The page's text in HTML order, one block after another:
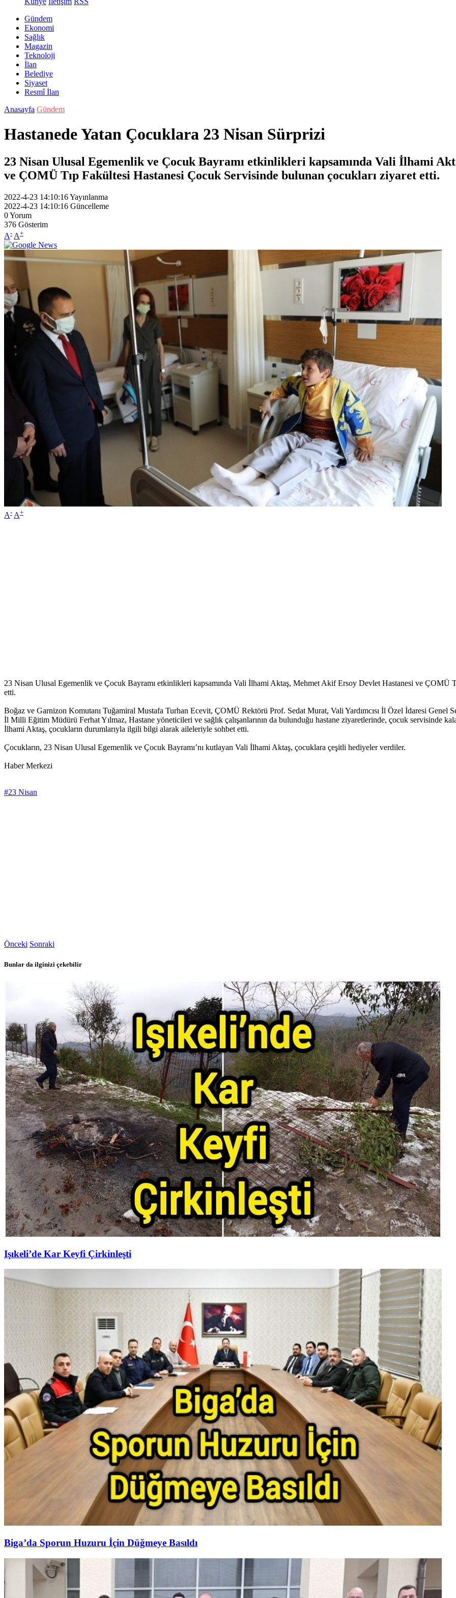
Gündem
Ekonomi
Sağlık
Magazin
Teknoloji
İlan
Belediye
Siyaset
Resmî İlan
Anasayfa Gündem
Hastanede Yatan Çocuklara 23 Nisan Sürprizi
23 Nisan Ulusal Egemenlik ve Çocuk Bayramı etkinlikleri kapsamında Vali İlhami
ve ÇOMÜ Tıp Fakültesi Hastanesi Çocuk Servisinde bulunan çocukları ziyaret etti.
2022-4-23 14:10:16Yayınlanma
2022-4-23 14:10:16 Güncelleme
0Yorum
376 Gösterim
A- A+
A- A+
23 Nisan Ulusal Egemenlik ve Çocuk Bayramı etkinlikleri kapsamında Vali İlhami Aktaş, Mehmet Akif Ersoy Devlet Hastanesi ve ÇOMÜ
etti.
Boğaz ve Garnizon Komutanı Tuğamiral Mustafa Turhan Ecevit, ÇOMÜ Rektörü Prof. Sedat Murat, Vali Yardımcısı İl Özel İdaresi
İl Milli Eğitim Müdürü Ferhat Yılmaz, Hastane yöneticileri ve sağlık çalışanlarının da bulunduğu hastane ziyaretlerinde, çocuk servisinde
İlhami Aktaş, çocukların durumlarıyla ilgili bilgi alarak aileleriyle sohbet etti.
Çocukların, 23 Nisan Ulusal Egemenlik ve Çocuk Bayramı’nı kutlayan Vali İlhami Aktaş, çocuklara çeşitli hediyeler verdiler.
Haber Merkezi
#23 Nisan
Önceki Sonraki
Bunlar da ilginizi çekebilir
Işıkeli’de Kar Keyfi Çirkinleşti
Biga’da Sporun Huzuru İçin Düğmeye Basıldı